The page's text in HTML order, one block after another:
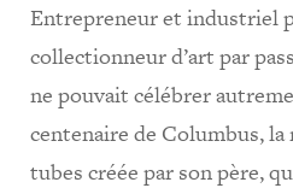
Entrepreneur et industriel
collectionneur d’art par
ne pouvait célébrer
centenaire de Columbus,
tubes créée par son père,